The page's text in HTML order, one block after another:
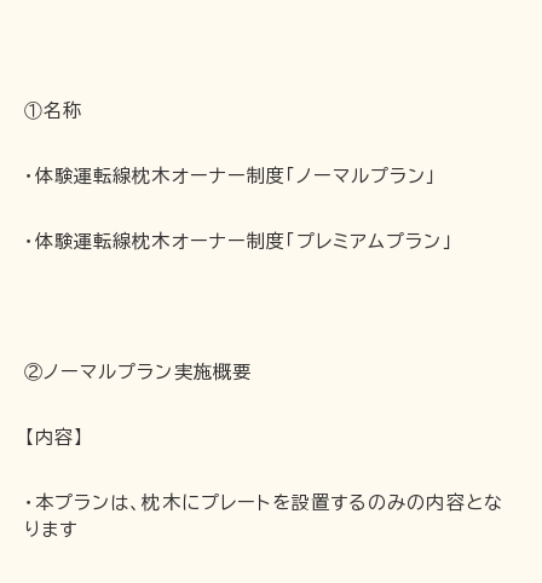
〒691-0001 島根県出雲市平田町2226
電鉄出雲市駅
営業部営業課（雲州平田駅2階）
①名称
・体験運転線枕木オーナー制度「ノーマルプラン」
・体験運転線枕木オーナー制度「プレミアムプラン」
②ノーマルプラン実施概要
【内容】
・本プランは、枕木にプレートを設置するのみの内容とな
ります